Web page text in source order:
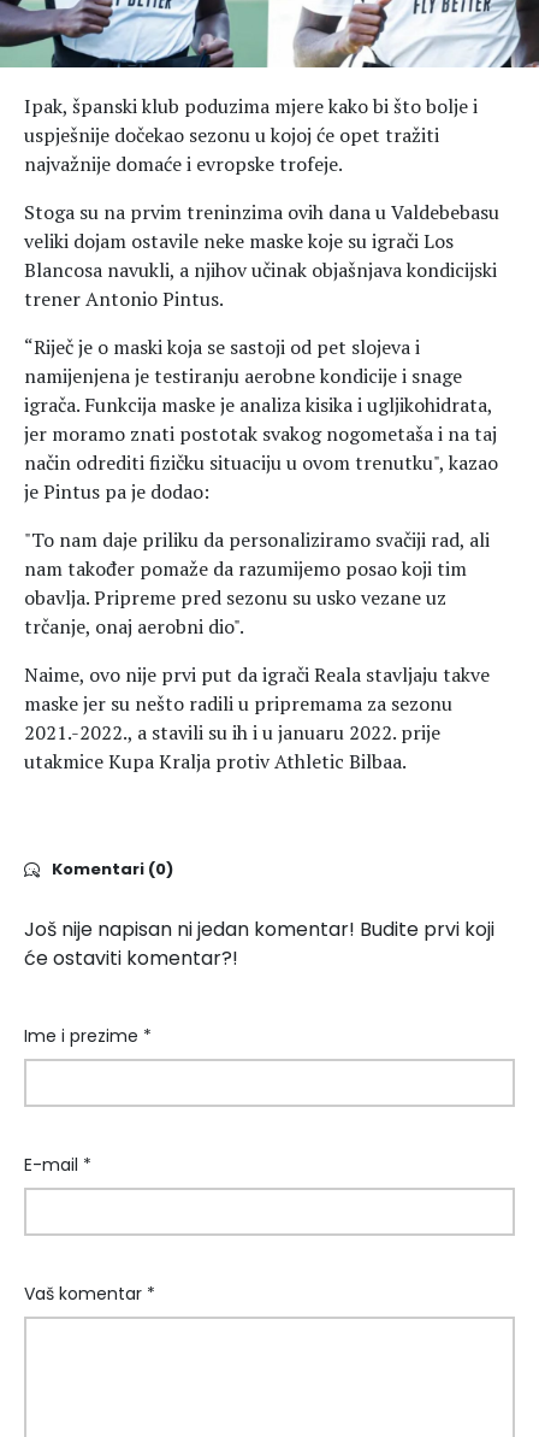
Ipak, španski klub poduzima mjere kako bi što bolje i
uspješnije dočekao sezonu u kojoj će opet tražiti
najvažnije domaće i evropske trofeje.
Stoga su na prvim treninzima ovih dana u Valdebebasu
veliki dojam ostavile neke maske koje su igrači Los
Blancosa navukli, a njihov učinak objašnjava kondicijski
trener Antonio Pintus.
“Riječ je o maski koja se sastoji od pet slojeva i
namijenjena je testiranju aerobne kondicije i snage
igrača. Funkcija maske je analiza kisika i ugljikohidrata,
jer moramo znati postotak svakog nogometaša i na taj
način odrediti fizičku situaciju u ovom trenutku", kazao
je Pintus pa je dodao:
"To nam daje priliku da personaliziramo svačiji rad, ali
nam također pomaže da razumijemo posao koji tim
obavlja. Pripreme pred sezonu su usko vezane uz
trčanje, onaj aerobni dio".
Naime, ovo nije prvi put da igrači Reala stavljaju takve
maske jer su nešto radili u pripremama za sezonu
2021.-2022., a stavili su ih i u januaru 2022. prije
utakmice Kupa Kralja protiv Athletic Bilbaa.
Komentari (0)
Još nije napisan ni jedan komentar! Budite prvi koji
će ostaviti komentar?!
Ime i prezime *
E-mail *
Vaš komentar *